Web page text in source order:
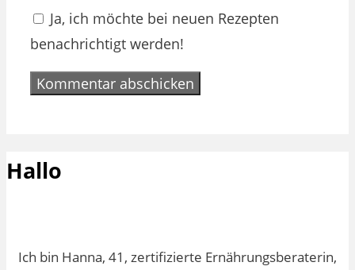
Ja, ich möchte bei neuen Rezepten
benachrichtigt werden!
Hallo
Ich bin Hanna, 41, zertifizierte Ernährungsberaterin,